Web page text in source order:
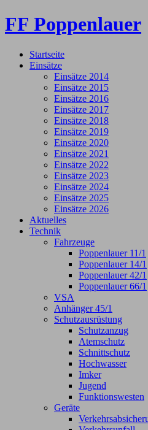
FF Poppenlauer
Startseite
Einsätze
Einsätze 2014
Einsätze 2015
Einsätze 2016
Einsätze 2017
Einsätze 2018
Einsätze 2019
Einsätze 2020
Einsätze 2021
Einsätze 2022
Einsätze 2023
Einsätze 2024
Einsätze 2025
Einsätze 2026
Aktuelles
Technik
Fahrzeuge
Poppenlauer 11/1
Poppenlauer 14/1
Poppenlauer 42/1
Poppenlauer 66/1
VSA
Anhänger 45/1
Schutzausrüstung
Schutzanzug
Atemschutz
Schnittschutz
Hochwasser
Imker
Jugend
Funktionswesten
Geräte